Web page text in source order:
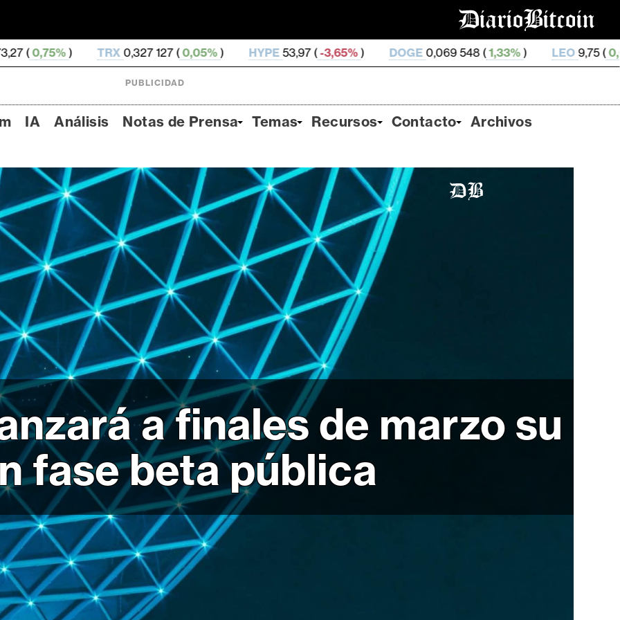
0,327 127 ( 0,05%) HYPE53,97 (-3,65%) DOGE0,069 548 ( 1,33%) LEO9,75 (0,0% ZEC
PUBLICIDAD
IA Análisis Notas de Prensa Temas Recursos Contacto Archivos
a finales de marzo su
fase beta pública